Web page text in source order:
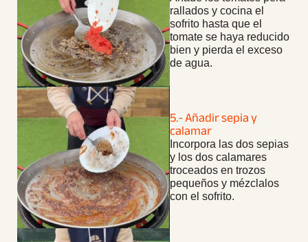
rallados y cocina el
sofrito hasta que el
tomate se haya reducido
bien y pierda el exceso
de agua.
5.- Añadir sepia y
calamar
Incorpora las dos sepias
y los dos calamares
troceados en trozos
pequeños y mézclalos
con el sofrito.